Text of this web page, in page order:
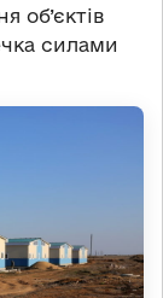
об’єктів
силами